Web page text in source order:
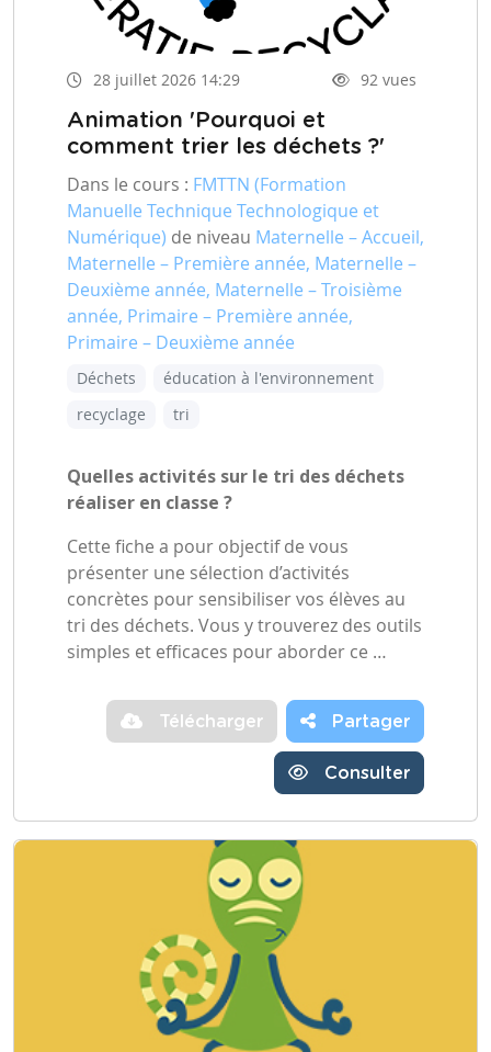
28 juillet 2026 14:29 92 vues
Animation 'Pourquoi et
comment trier les déchets ?'
Dans le cours : FMTTN (Formation
Manuelle Technique Technologique et
Numérique) de niveau Maternelle – Accueil,
Maternelle – Première année, Maternelle –
Deuxième année, Maternelle – Troisième
année, Primaire – Première année,
Primaire – Deuxième année
Déchets
éducation à l'environnement
recyclage
tri
Quelles activités sur le tri des déchets
réaliser en classe ?
Cette fiche a pour objectif de vous
présenter une sélection d’activités
concrètes pour sensibiliser vos élèves au
tri des déchets. Vous y trouverez des outils
simples et efficaces pour aborder ce …
Télécharger Partager
Consulter